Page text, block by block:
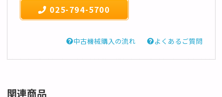
025-794-5700
中古機械購入の流れ よくあるご質問
関連商品